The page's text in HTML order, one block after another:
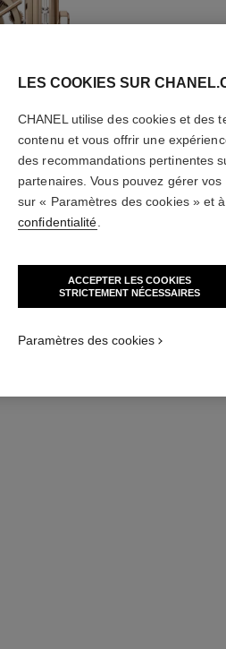
LES COOKIES SUR
CHANEL utilise des cookies et des
contenu et vous offrir une
des recommandations pertinentes
partenaires. Vous pouvez gérer
sur « Paramètres des cookies » et
confidentialité
ACCEPTER LES COOKIES
STRICTEMENT NÉCESSAIRES
Paramètres des cookies